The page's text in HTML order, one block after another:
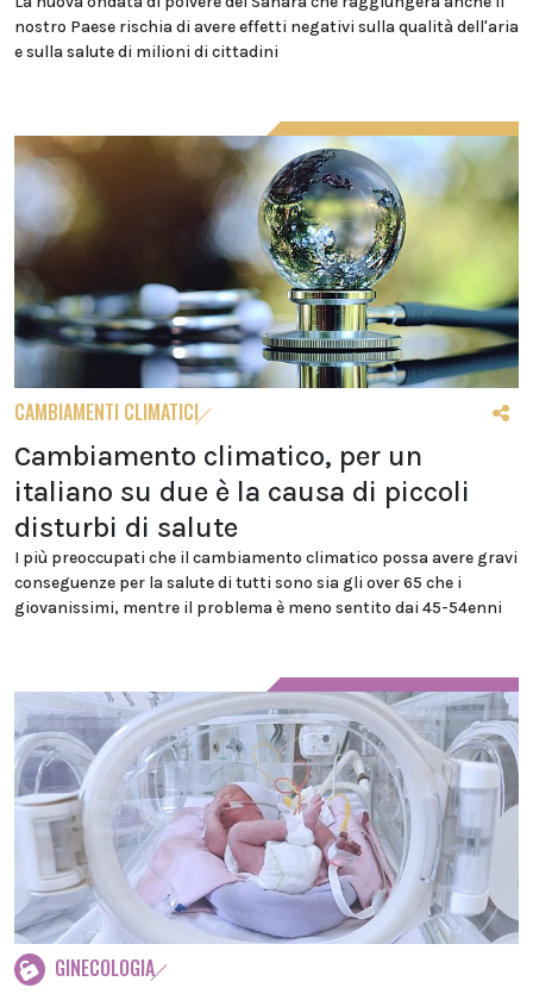
nostro Paese rischia di avere effetti negativi sulla qualità dell'aria
e sulla salute di milioni di cittadini
CAMBIAMENTI CLIMATICI
Cambiamento climatico, per un
italiano su due è la causa di piccoli
disturbi di salute
I più preoccupati che il cambiamento climatico possa avere gravi
conseguenze per la salute di tutti sono sia gli over 65 che i
giovanissimi, mentre il problema è meno sentito dai 45-54enni
GINECOLOGIA